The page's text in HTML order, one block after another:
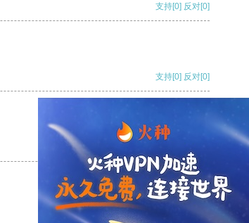
支持[0] 反对[0]
支持[0] 反对[0]
反对